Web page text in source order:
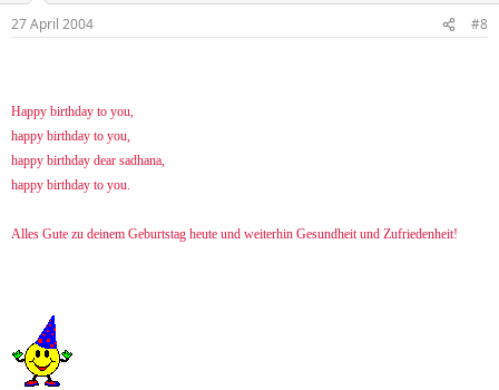
27 April 2004 #8
Happy birthday to you,
happy birthday to you,
happy birthday dear sadhana,
happy birthday to you.
Alles Gute zu deinem Geburtstag heute und weiterhin Gesundheit und Zufriedenheit!